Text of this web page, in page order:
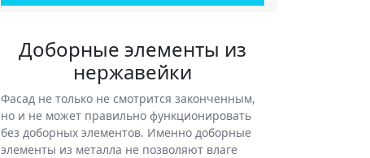
Доборные элементы из
нержавейки
Фасад не только не смотрится законченным,
но и не может правильно функционировать
без доборных элементов. Именно доборные
элементы из металла не позволяют влаге